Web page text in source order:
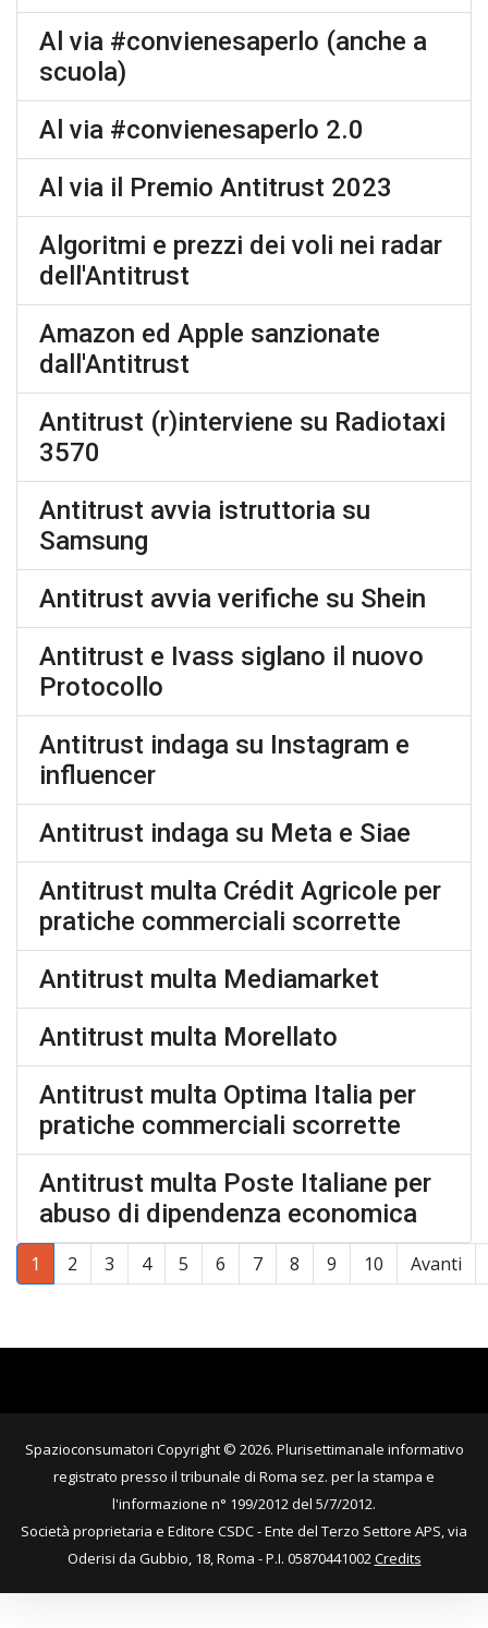
Al via #convienesaperlo (anche a
scuola)
Al via #convienesaperlo 2.0
Al via il Premio Antitrust 2023
Algoritmi e prezzi dei voli nei radar
dell'Antitrust
Amazon ed Apple sanzionate
dall'Antitrust
Antitrust (r)interviene su Radiotaxi
3570
Antitrust avvia istruttoria su
Samsung
Antitrust avvia verifiche su Shein
Antitrust e Ivass siglano il nuovo
Protocollo
Antitrust indaga su Instagram e
influencer
Antitrust indaga su Meta e Siae
Antitrust multa Crédit Agricole per
pratiche commerciali scorrette
Antitrust multa Mediamarket
Antitrust multa Morellato
Antitrust multa Optima Italia per
pratiche commerciali scorrette
Antitrust multa Poste Italiane per
abuso di dipendenza economica
Pagina 1 di 11
1 2 3 4 5 6 7 8 9 10 Avanti
Spazioconsumatori Copyright © 2026. Plurisettimanale informativo
registrato presso il tribunale di Roma sez. per la stampa e
l'informazione n° 199/2012 del 5/7/2012.
Società proprietaria e Editore CSDC - Ente del Terzo Settore APS, via
Oderisi da Gubbio, 18, Roma - P.I. 05870441002Credits